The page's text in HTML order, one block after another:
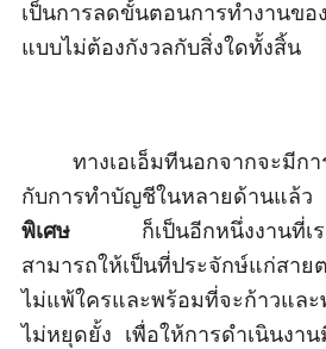
เป็นการลดขั้นตอนการทำงานข
แบบไม่ต้องกังวลกับสิ่งใดทั้งสิ้น
ทางเอเอ็มทีนอกจากจะมีการ
กับการทำบัญชีในหลายด้านแล้ว
พิเศษ
ก็เป็นอีกหนึ่งงานที่เ
สามารถให้เป็นที่ประจักษ์แก่สาย
ไม่แพ้ใครและพร้อมที่จะก้าวแล
ไม่หยุดยั้ง เพื่อให้การดำเนินงา